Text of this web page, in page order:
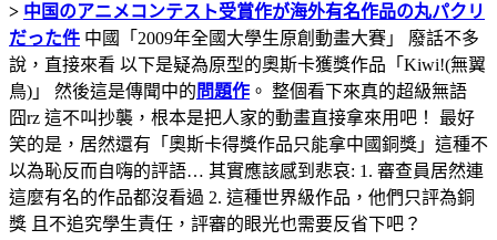
> 中国のアニメコンテスト受賞作が海外有名作品の丸パクリ
だった件 中國「2009年全國大學生原創動畫大賽」 廢話不多
說，直接來看 以下是疑為原型的奧斯卡獲獎作品「Kiwi!(無翼
鳥)」 然後這是傳聞中的 問題作 。 整個看下來真的超級無語
囧rz 這不叫抄襲，根本是把人家的動畫直接拿來用吧！ 最好
笑的是，居然還有「奧斯卡得獎作品只能拿中國銅獎」這種不
以為恥反而自嗨的評語… 其實應該感到悲哀: 1. 審查員居然連
這麼有名的作品都沒看過 2. 這種世界級作品，他們只評為銅
獎 且不追究學生責任，評審的眼光也需要反省下吧？